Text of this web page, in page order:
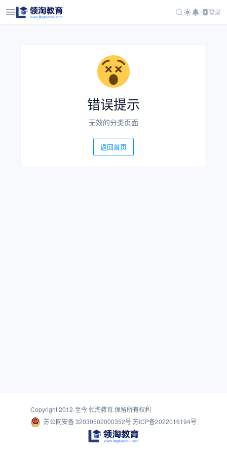
登录
错误提示
无效的分类页面
返回首页
Copyright 2012-至今领淘教育.保留所有权利
苏公网安备 32030502000352号 苏ICP备2022016194号